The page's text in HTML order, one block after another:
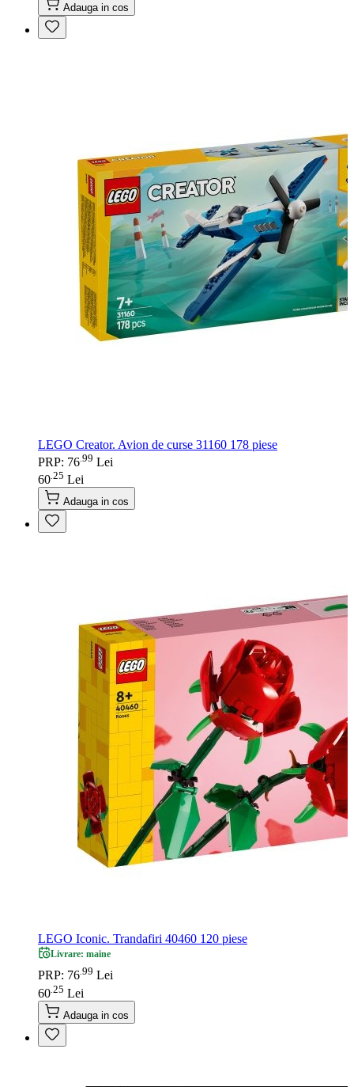
Adauga in cos
LEGO Creator. Avion de curse 31160 178 piese
PRP: 76 99 Lei
60 25 Lei
Adauga in cos
LEGO Iconic. Trandafiri 40460 120 piese
Livrare: maine
PRP: 76.99 Lei
60 25 Lei
Adauga in cos